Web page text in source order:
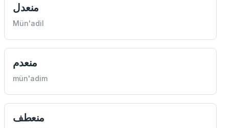
منعدل
Mün'adil
منعدم
mün'adim
منعطف